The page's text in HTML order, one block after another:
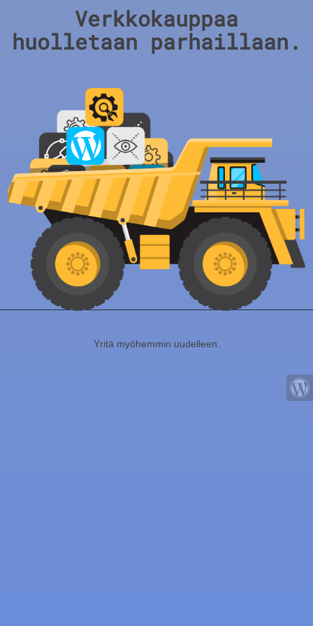
Verkkokauppaa
huolletaan parhaillaan.
Yritä myöhemmin uudelleen.